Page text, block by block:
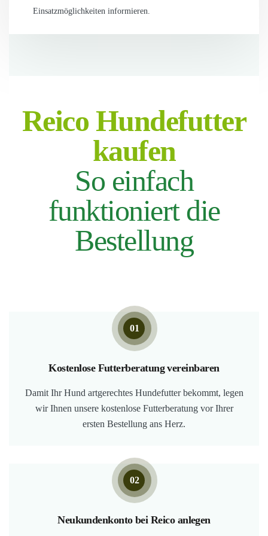
Einsatzmöglichkeiten informieren.
Reico Hundefutter
kaufen
So einfach
funktioniert die
Bestellung
01
Kostenlose Futterberatung vereinbaren
Damit Ihr Hund artgerechtes Hundefutter bekommt, legen
wir Ihnen unsere kostenlose Futterberatung vor Ihrer
ersten Bestellung ans Herz.
02
Neukundenkonto bei Reico anlegen